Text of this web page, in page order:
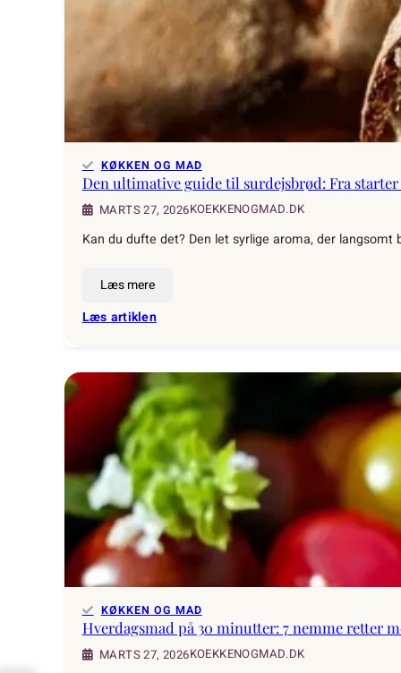
KØKKEN OG MAD
Den ultimative guide til surdejsbrød: Fra
MARTS 27, 2026KOEKKENOGMAD.DK
Kan du dufte det? Den let syrlige aroma, der
Læs mere
Læs artiklen:
guide
til
surdejsbrød:
Fra
starter
til
sprød
skorpe
KØKKEN OG MAD
Hverdagsmad på 30 minutter: 7 nemme retter
MARTS 27, 2026KOEKKENOGMAD.DK